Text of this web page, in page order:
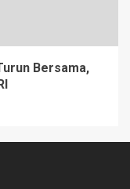
Bersama,